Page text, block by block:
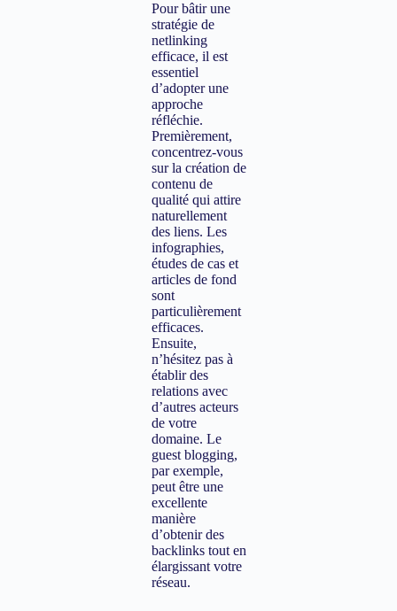
Pour bâtir une
stratégie de
netlinking
efficace, il est
essentiel
d’adopter une
approche
réfléchie.
Premièrement,
concentrez-vous
sur la création de
contenu de
qualité qui attire
naturellement
des liens. Les
infographies,
études de cas et
articles de fond
sont
particulièrement
efficaces.
Ensuite,
n’hésitez pas à
établir des
relations avec
d’autres acteurs
de votre
domaine. Le
guest blogging,
par exemple,
peut être une
excellente
manière
d’obtenir des
backlinks tout en
élargissant votre
réseau.